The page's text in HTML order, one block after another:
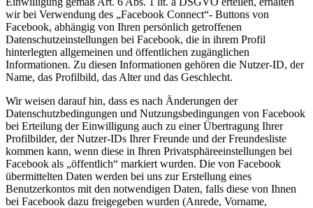
wir bei Verwendung des „Facebook Connect“- Buttons von
Facebook, abhängig von Ihren persönlich getroffenen
Datenschutzeinstellungen bei Facebook, die in ihrem Profil
hinterlegten allgemeinen und öffentlichen zugänglichen
Informationen. Zu diesen Informationen gehören die Nutzer-ID, der
Name, das Profilbild, das Alter und das Geschlecht.
Wir weisen darauf hin, dass es nach Änderungen der
Datenschutzbedingungen und Nutzungsbedingungen von Facebook
bei Erteilung der Einwilligung auch zu einer Übertragung Ihrer
Profilbilder, der Nutzer-IDs Ihrer Freunde und der Freundesliste
kommen kann, wenn diese in Ihren Privatsphäreeinstellungen bei
Facebook als „öffentlich“ markiert wurden. Die von Facebook
übermittelten Daten werden bei uns zur Erstellung eines
Benutzerkontos mit den notwendigen Daten, falls diese von Ihnen
bei Facebook dazu freigegeben wurden (Anrede, Vorname,